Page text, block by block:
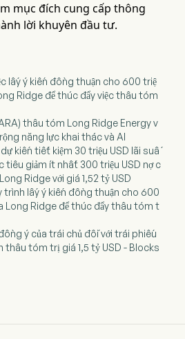
mục đích cung cấp thông
lời khuyên đầu tư.
lấy ý kiến đồng thuận cho 600 triệ
Ridge để thúc đẩy việc thâu tóm
thâu tóm Long Ridge Energy v
năng lực khai thác và AI
kiến tiết kiệm 30 triệu USD lãi suấ
tiêu giảm ít nhất 300 triệu USD nợ c
Ridge với giá 1,52 tỷ USD
trình lấy ý kiến đồng thuận cho 600
Long Ridge để thúc đẩy thâu tóm t
ý của trái chủ đối với trái phiếu
thâu tóm trị giá 1,5 tỷ USD - Blocks